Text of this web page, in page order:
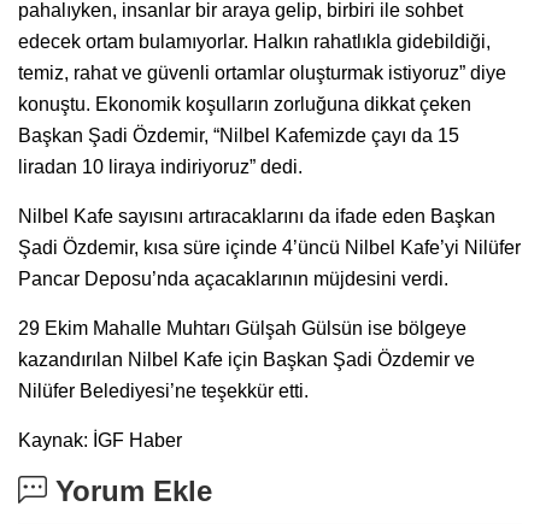
pahalıyken, insanlar bir araya gelip, birbiri ile sohbet
edecek ortam bulamıyorlar. Halkın rahatlıkla gidebildiği,
temiz, rahat ve güvenli ortamlar oluşturmak istiyoruz” diye
konuştu. Ekonomik koşulların zorluğuna dikkat çeken
Başkan Şadi Özdemir, “Nilbel Kafemizde çayı da 15
liradan 10 liraya indiriyoruz” dedi.
Nilbel Kafe sayısını artıracaklarını da ifade eden Başkan
Şadi Özdemir, kısa süre içinde 4’üncü Nilbel Kafe’yi Nilüfer
Pancar Deposu’nda açacaklarının müjdesini verdi.
29 Ekim Mahalle Muhtarı Gülşah Gülsün ise bölgeye
kazandırılan Nilbel Kafe için Başkan Şadi Özdemir ve
Nilüfer Belediyesi’ne teşekkür etti.
Kaynak: İGF Haber
Yorum Ekle